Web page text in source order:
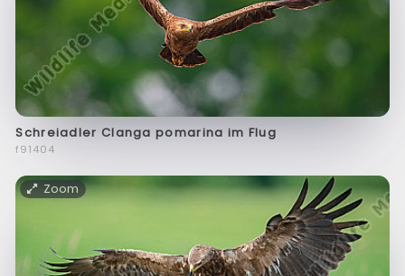
Schreiadler Clanga pomarina im Flug
f91404
Zoom